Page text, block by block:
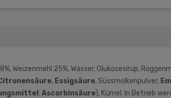
25%, Wasser, Glukosesirup,
, Essigsäure, Süssmolkenpulver,
: Ascorbinsäure), Kümel. In Betrieb